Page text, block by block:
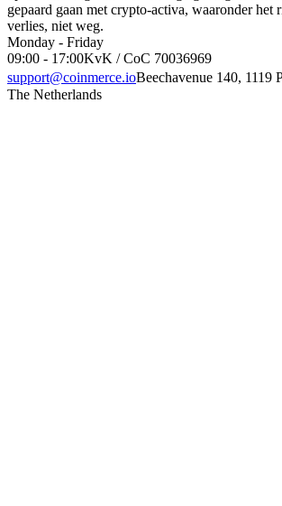
gepaard gaan met crypto-activa, waaronder het
verlies, niet weg.
Monday - Friday
09:00 - 17:00KvK / CoC 70036969
support@coinmerce.ioBeechavenue 140, 1119
The Netherlands